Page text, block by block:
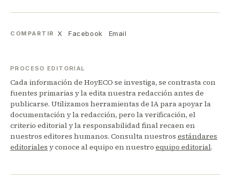
COMPARTIR X Facebook Email
PROCESO EDITORIAL
Cada información de HoyECO se investiga, se contrasta con
fuentes primarias y la edita nuestra redacción antes de
publicarse. Utilizamos herramientas de IA para apoyar la
documentación y la redacción, pero la verificación, el
criterio editorial y la responsabilidad final recaen en
nuestros editores humanos. Consulta nuestros estándares
editoriales y conoce al equipo en nuestro equipo editorial.